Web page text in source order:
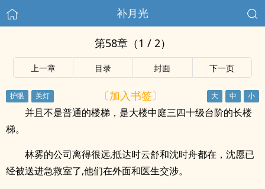
补月光
第58章（1 / 2）
上一章 目录 封面 下一页
〔加入书签〕
并且不是普通的楼梯，是大楼中庭三四十级台阶的长楼
梯。
林雾的公司离得很远,抵达时云舒和沈时舟都在，沈愿已
经被送进急救室了,他们在外面和医生交涉。